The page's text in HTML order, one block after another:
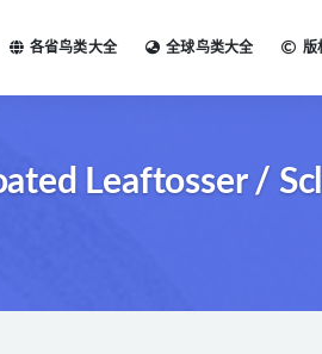
各省鸟类大全 全球鸟类大全 版
Leaftosser /